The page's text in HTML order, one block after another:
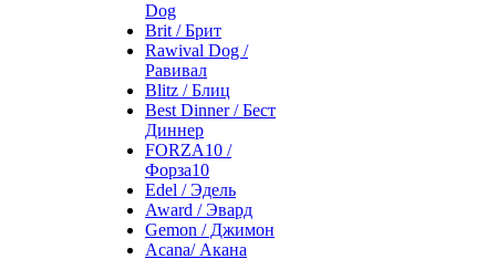
Dog
Brit / Брит
Rawival Dog /
Равивал
Blitz / Блиц
Best Dinner / Бест
Диннер
FORZA10 /
Форза10
Edel / Эдель
Award / Эвард
Gemon / Джимон
Acana/ Акана